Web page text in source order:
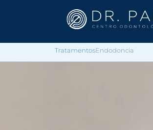
TratamentosEndodoncia